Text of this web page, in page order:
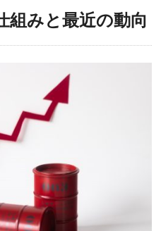
組みと最近の動向